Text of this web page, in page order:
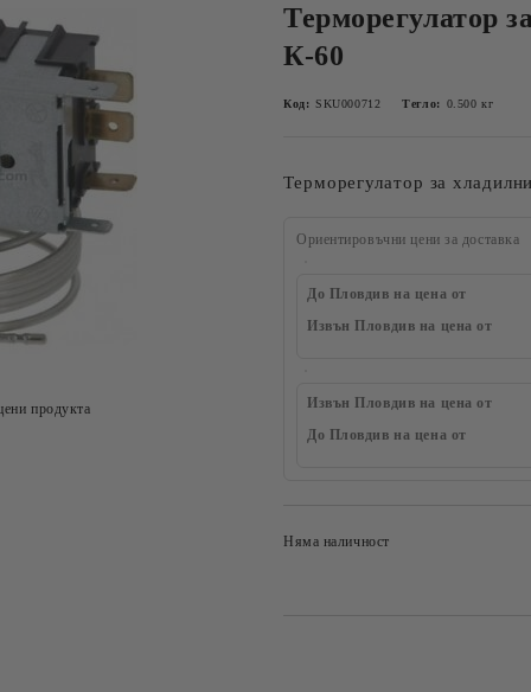
Терморегулатор
К-60
Код: SKU000712 Тегло: 0.500 кг
Терморегулатор за
Ориентировъчни цени за доставка
До Пловдив на цена от
Извън Пловдив на цена от
Извън Пловдив на цена от
До Пловдив на цена от
Няма наличност
продукта